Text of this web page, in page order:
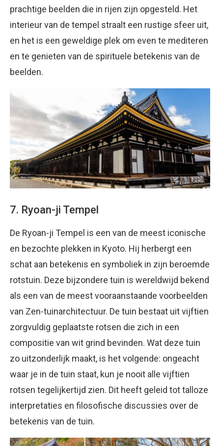
prachtige beelden die in rijen zijn opgesteld. Het
interieur van de tempel straalt een rustige sfeer uit,
en het is een geweldige plek om even te mediteren
en te genieten van de spirituele betekenis van de
beelden.
7. Ryoan-ji Tempel
De Ryoan-ji Tempel is een van de meest iconische
en bezochte plekken in Kyoto. Hij herbergt een
schat aan betekenis en symboliek in zijn beroemde
rotstuin. Deze bijzondere tuin is wereldwijd bekend
als een van de meest vooraanstaande voorbeelden
van Zen-tuinarchitectuur. De tuin bestaat uit vijftien
zorgvuldig geplaatste rotsen die zich in een
compositie van wit grind bevinden. Wat deze tuin
zo uitzonderlijk maakt, is het volgende: ongeacht
waar je in de tuin staat, kun je nooit alle vijftien
rotsen tegelijkertijd zien. Dit heeft geleid tot talloze
interpretaties en filosofische discussies over de
betekenis van de tuin.